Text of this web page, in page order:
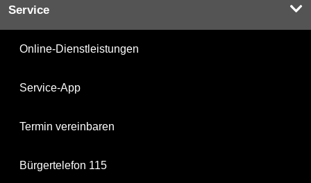
Service
Online-Dienstleistungen
Service-App
Termin vereinbaren
Bürgertelefon 115